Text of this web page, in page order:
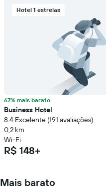
Hotel 1 estrelas
67% mais barato
Business Hotel
8.4 Excelente (191 avaliações)
0,2 km
Wi-Fi
R$ 148+
Mais barato